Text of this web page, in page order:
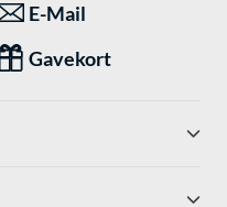
E-Mail
Gavekort